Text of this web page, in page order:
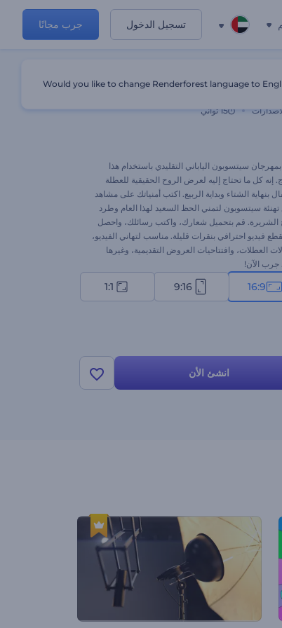
تسجيل الدخول جرب مجانًا
15 ثواني
سيتسوبون الياباني التقليدي باستخدام هذا
إنه كل ما تحتاج إليه لعرض الروح الحقيقية للعطلة
بنهاية الشتاء وبداية الربيع. اكتب أمنياتك على مشاهد
سيتسوبون لتمني الحظ السعيد لهذا العام وطرد
الشريرة. قم بتحميل شعارك، واكتب رسائلك، واحصل
فيديو احترافي بنقرات قليلة. مناسب لتهاني الفيديو،
العطلات، وافتتاحيات العروض التقديمية، وغيرها
جرب الآن!
16:9
9:16
1:1
انشئ الأن
Would you like to change Renderforest language to